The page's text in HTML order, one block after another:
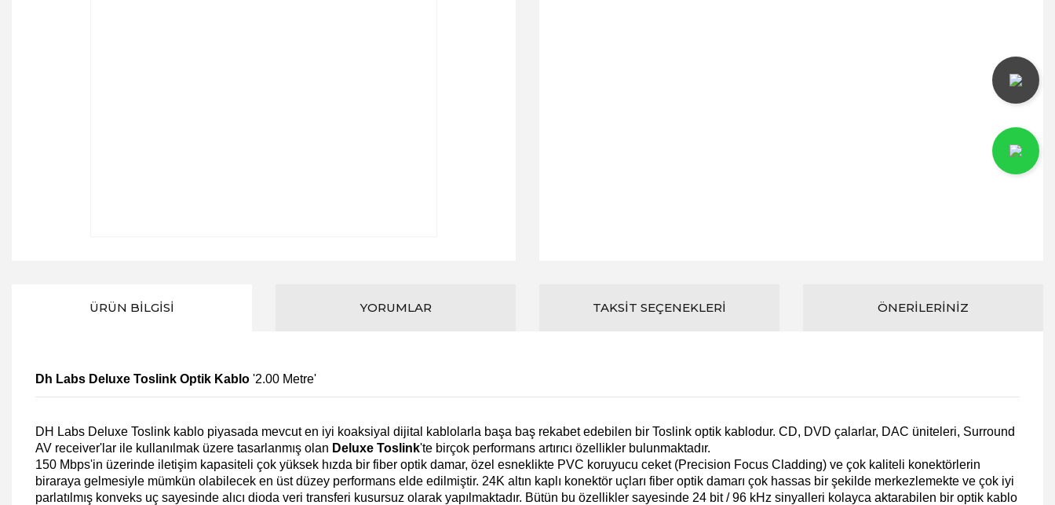
ÜRÜN BILGISI YORUMLAR TAKSIT SEÇENEKLERI ÖNERILERINIZ
Dh Labs Deluxe Toslink Optik Kablo '2.00 Metre'
DH Labs Deluxe Toslink kablo piyasada mevcut en iyi koaksiyal dijital kablolarla başa baş rekabet edebilen bir Toslink optik kablodur. CD, DVD çalarlar, DAC üniteleri, Surround
AV receiver'lar ile kullanılmak üzere tasarlanmış olan Deluxe Toslink'te birçok performans artırıcı özellikler bulunmaktadır.
150 Mbps'in üzerinde iletişim kapasiteli çok yüksek hızda bir fiber optik damar, özel esneklikte PVC koruyucu ceket (Precision Focus Cladding) ve çok kaliteli konektörlerin
biraraya gelmesiyle mümkün olabilecek en üst düzey performans elde edilmiştir. 24K altın kaplı konektör uçları fiber optik damarı çok hassas bir şekilde merkezlemekte ve çok iyi
parlatılmış konveks uç sayesinde alıcı dioda veri transferi kusursuz olarak yapılmaktadır. Bütün bu özellikler sayesinde 24 bit / 96 kHz sinyalleri kolayca aktarabilen bir optik kablo